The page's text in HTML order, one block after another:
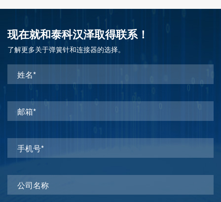
现在就和泰科汉泽取得联系！
了解更多关于弹簧针和连接器的选择。